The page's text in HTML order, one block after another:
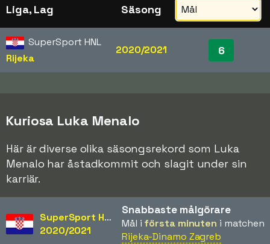
Liga, Lag Säsong
SuperSport HNL
Rijeka
2020/2021 6
Kuriosa Luka Menalo
Här är diverse olika säsongsrekord som Luka
Menalo har åstadkommit och slagit under sin
karriär.
SuperSport HNL
2020/2021
Snabbaste målgörare
Mål i första minuten i matchen
Rijeka-Dinamo Zagreb